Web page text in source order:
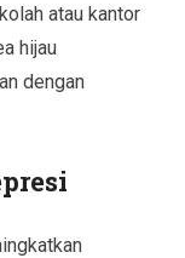
atau kantor
hijau
dengan